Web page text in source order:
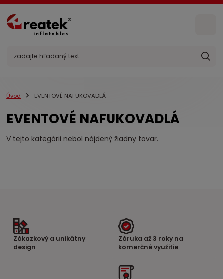
Úvod EVENTOVÉ NAFUKOVADLÁ
EVENTOVÉ NAFUKOVADLÁ
V tejto kategórii nebol nájdený žiadny tovar.
Zákazkový a unikátny
design
Záruka až 3 roky na
komerčné využitie